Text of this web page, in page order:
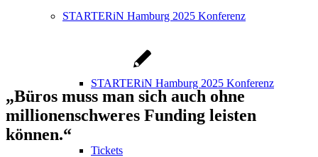
STARTERiN Hamburg 2025 Konferenz
STARTERiN Hamburg 2025 Konferenz
Tickets
„Büros muss man sich auch ohne
millionenschweres Funding leisten
können.“